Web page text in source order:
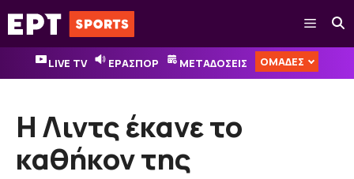
Μετάβαση
σε
περιεχόμενο
Μενού
LIVE TV ΕΡΑΣΠΟΡ ΜΕΤΑΔΟΣΕΙΣ ΟΜΑΔΕΣ
Η Λιντς έκανε το
καθήκον της